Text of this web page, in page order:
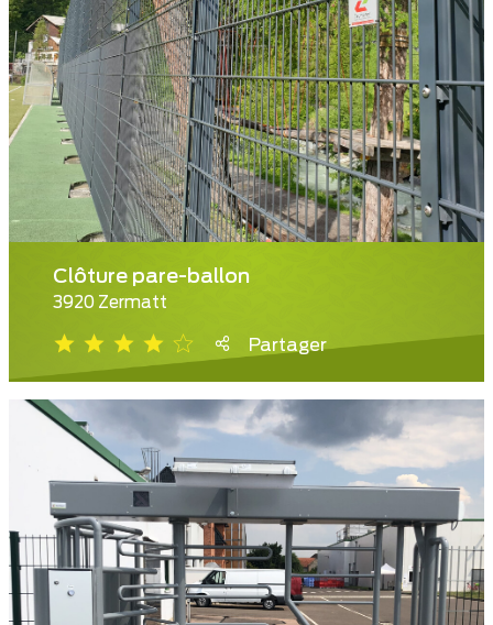
Clôture pare-ballon
3920 Zermatt
Partager